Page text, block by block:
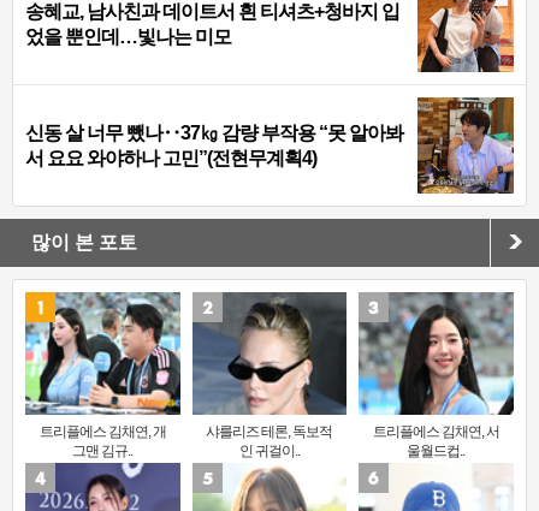
송혜교, 남사친과 데이트서 흰 티셔츠+청바지 입
었을 뿐인데…빛나는 미모
신동 살 너무 뺐나‥37㎏ 감량 부작용 “못 알아봐
서 요요 와야하나 고민”(전현무계획4)
많이 본 포토
트리플에스 김채연, 개
그맨 김규..
샤를리즈 테론, 독보적
인 귀걸이..
트리플에스 김채연, 서
울월드컵..